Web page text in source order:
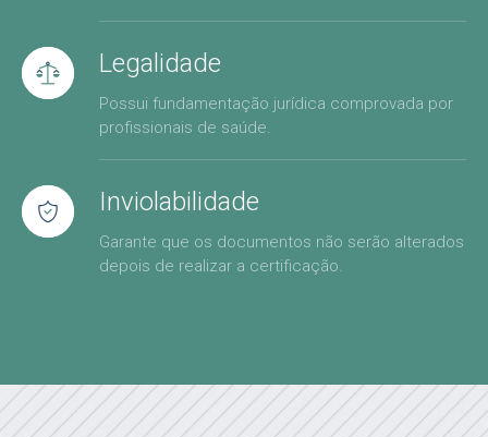
Legalidade
Possui fundamentação jurídica comprovada por
profissionais de saúde.
Inviolabilidade
Garante que os documentos não serão alterados
depois de realizar a certificação.